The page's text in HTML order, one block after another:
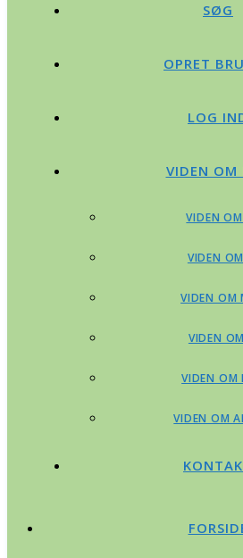
SØG
OPRET
LOG
VIDEN OM
VIDEN
VIDEN
VIDEN OM
VIDEN
VIDEN OM
VIDEN OM